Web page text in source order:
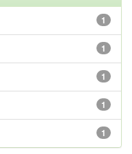
1
1
1
1
1